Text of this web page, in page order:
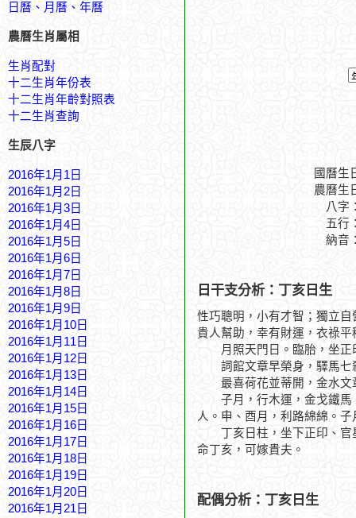
日曆、月曆、年曆
農曆生肖屬相
生肖配對
十二生肖年份表
十二生肖年齡對照表
十二生肖查詢
生辰八字
2016年1月1日
2016年1月2日
2016年1月3日
2016年1月4日
2016年1月5日
2016年1月6日
2016年1月7日
2016年1月8日
2016年1月9日
2016年1月10日
2016年1月11日
2016年1月12日
2016年1月13日
2016年1月14日
2016年1月15日
2016年1月16日
2016年1月17日
2016年1月18日
2016年1月19日
2016年1月20日
2016年1月21日
國曆生
農曆生
八字
五行
納音
日干支分析：丁亥日生
性巧聰明，小有才智；獨立
貴人幫助，幸有財運，衣祿平
月照天門日。臨胎，坐正
詞館文章早榮身，驛馬七
最喜荷花並蒂開，金水文
子月，行木運，金戈鐵馬
人。申、酉月，利路綿綿。
丁亥日柱，坐下正印、官
命丁亥，可嫁貴夫。
配偶分析：丁亥日生